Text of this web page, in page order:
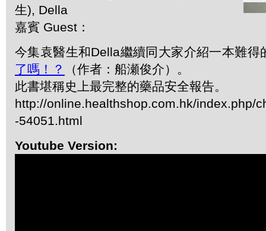
生), Della
嘉賓 Guest：
今集袁醫生和Della繼續同大家介紹一本難得
了嗎！？
（作者：船瀬俊介）。
此書堪稱史上最完整的藥品安全報告。
http://online.healthshop.com.hk/index.php/
-54051.html
Youtube Version: